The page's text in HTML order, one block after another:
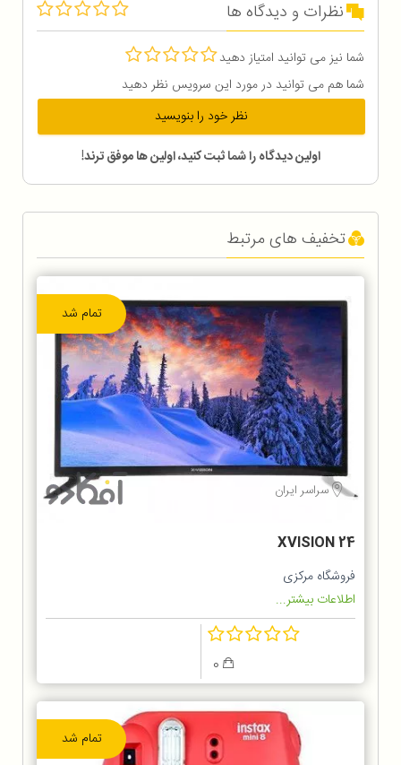
نظرات و دیدگاه ها
شما نیز می توانید امتیاز دهید
شما هم می توانید در مورد این سرویس نظر دهید
نظر خود را بنویسید
اولین دیدگاه را شما ثبت کنید، اولین ها موفق ترند!
تخفیف های مرتبط
تمام شد
سراسر ایران
XVISION 24
فروشگاه مرکزی
اطلاعات بیشتر...
تمام شد